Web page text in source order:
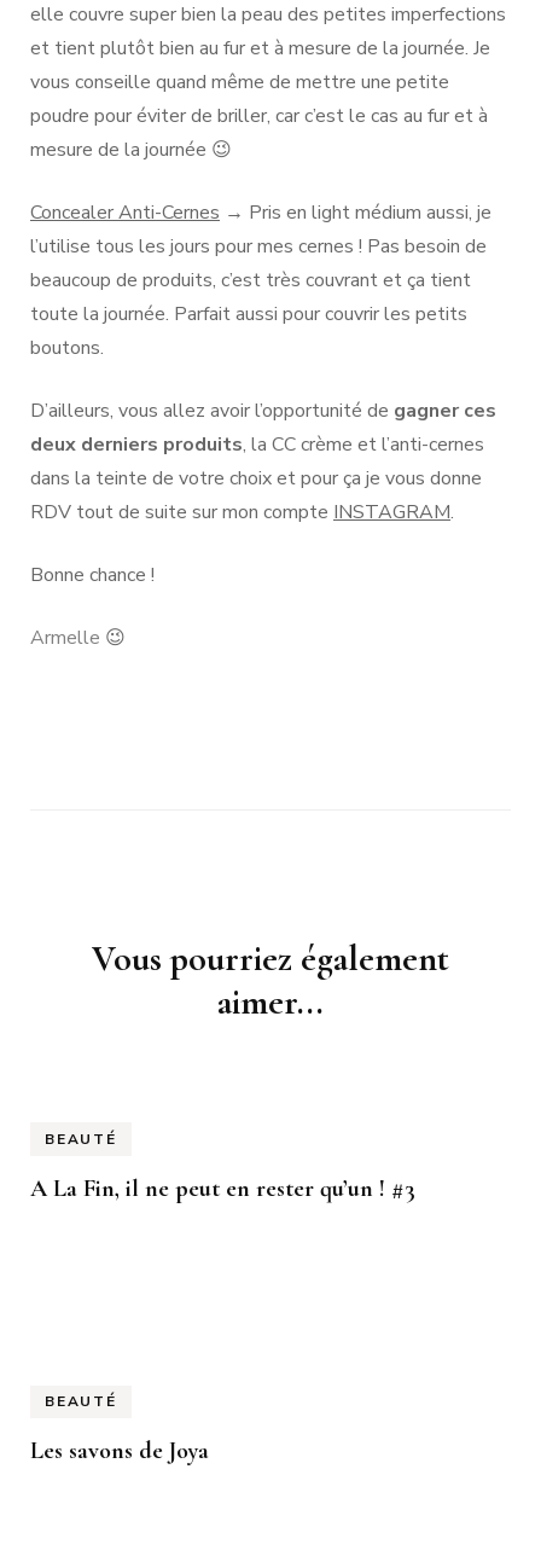
elle couvre super bien la peau des petites imperfections
et tient plutôt bien au fur et à mesure de la journée. Je
vous conseille quand même de mettre une petite
poudre pour éviter de briller, car c’est le cas au fur et à
mesure de la journée 😉
Concealer Anti-Cernes → Pris en light médium aussi, je
l’utilise tous les jours pour mes cernes ! Pas besoin de
beaucoup de produits, c’est très couvrant et ça tient
toute la journée. Parfait aussi pour couvrir les petits
boutons.
D’ailleurs, vous allez avoir l’opportunité de gagner ces
deux derniers produits, la CC crème et l’anti-cernes
dans la teinte de votre choix et pour ça je vous donne
RDV tout de suite sur mon compte INSTAGRAM.
Bonne chance !
Armelle 😉
Navigation
Vous pourriez également
aimer...
BEAUTÉ
A La Fin, il ne peut en rester qu’un ! #3
BEAUTÉ
Les savons de Joya